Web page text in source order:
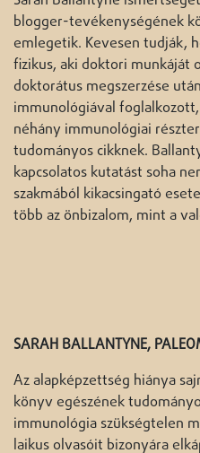
blogger-tevékenységének
emlegetik. Kevesen tudják,
fizikus, aki doktori munkáját
doktorátus megszerzése
immunológiával
néhány immunológiai
tudományos cikknek.
kapcsolatos kutatást soha
szakmából kikacsingató
több az önbizalom, mint a
SARAH BALLANTYNE,
Az alapképzettség hiánya
könyv egészének
immunológia szükségtelen
laikus olvasóit bizonyára